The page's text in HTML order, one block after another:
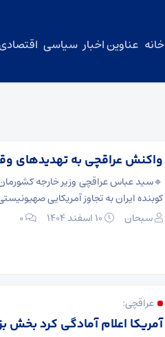
خانه عناوین اخبار سیاسی
واکنش عراقچی به تهدیدهای
🔹سید عباس عراقچی وزیر خارجه
کوبنده ایران به تجاوز آمریکایی
سبحان
۰
عراقچی:
آمریکا اعلام آمادگی کرد بخش